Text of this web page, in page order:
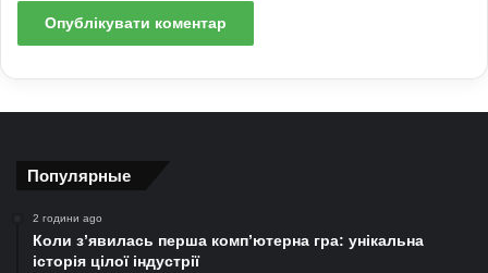
Популярные
2 години ago
Коли з’явилась перша комп’ютерна гра: унікальна
історія цілої індустрії